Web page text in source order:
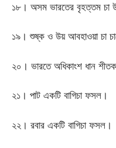
১৮। অসম ভারতের বৃহত্তম চা
১৯। শুষ্ক ও উয় আবহাওয়া চা
২০। ভারতে অধিকাংশ ধান
২১। পাট একটি বাগিচা ফসল।
২২। রবার একটি বাগিচা ফসল।